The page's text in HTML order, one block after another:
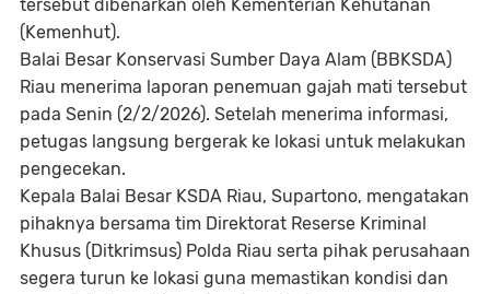
tersebut dibenarkan oleh Kementerian Kehutanan
(Kemenhut).
Balai Besar Konservasi Sumber Daya Alam (BBKSDA)
Riau menerima laporan penemuan gajah mati tersebut
pada Senin (2/2/2026). Setelah menerima informasi,
petugas langsung bergerak ke lokasi untuk melakukan
pengecekan.
Kepala Balai Besar KSDA Riau, Supartono, mengatakan
pihaknya bersama tim Direktorat Reserse Kriminal
Khusus (Ditkrimsus) Polda Riau serta pihak perusahaan
segera turun ke lokasi guna memastikan kondisi dan